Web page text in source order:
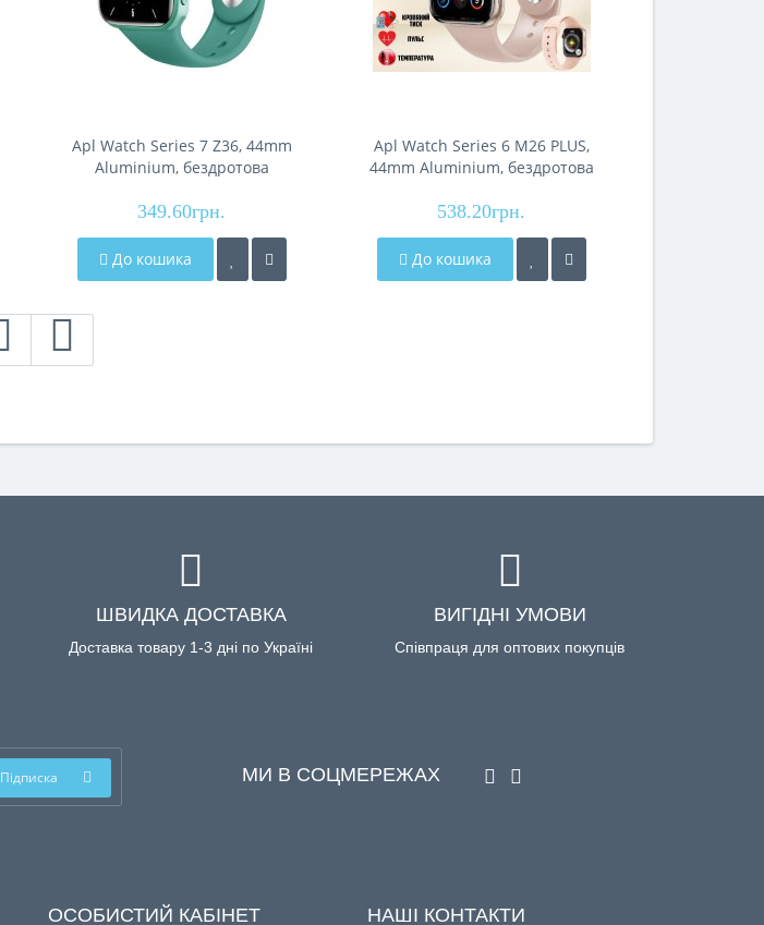
Apl Watch Series 7 Z36, 44mm
Aluminium, бездротова
349.60грн.
До кошика
Apl Watch Series 6 M26 PLUS,
44mm Aluminium, бездротова
538.20грн.
До кошика
ШВИДКА ДОСТАВКА
Доставка товару 1-3 дні по Україні
ВИГІДНІ УМОВИ
Співпраця для оптових покупців
Підписка МИ В СОЦМЕРЕЖАХ
ОСОБИСТИЙ КАБІНЕТ НАШІ КОНТАКТИ